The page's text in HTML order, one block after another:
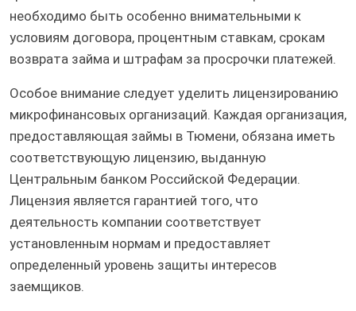
необходимо быть особенно внимательными к
условиям договора, процентным ставкам, срокам
возврата займа и штрафам за просрочки платежей.
Особое внимание следует уделить лицензированию
микрофинансовых организаций. Каждая организация,
предоставляющая займы в Тюмени, обязана иметь
соответствующую лицензию, выданную
Центральным банком Российской Федерации.
Лицензия является гарантией того, что
деятельность компании соответствует
установленным нормам и предоставляет
определенный уровень защиты интересов
заемщиков.